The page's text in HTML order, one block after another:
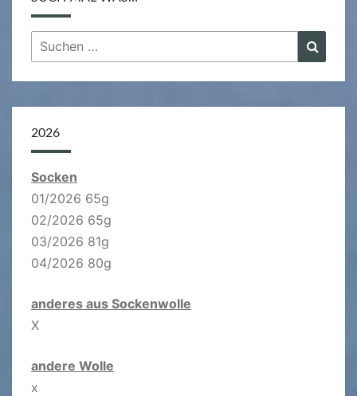
Suchen
nach:
2026
Socken
01/2026 65g
02/2026 65g
03/2026 81g
04/2026 80g
anderes aus Sockenwolle
X
andere Wolle
x